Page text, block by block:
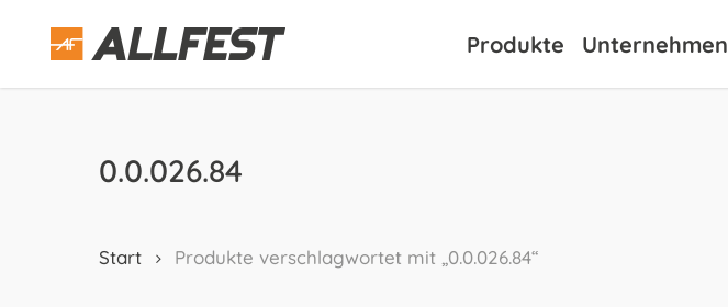
content
Produkte Unternehmen
0.0.026.84
Start Produkte verschlagwortet mit „0.0.026.84“